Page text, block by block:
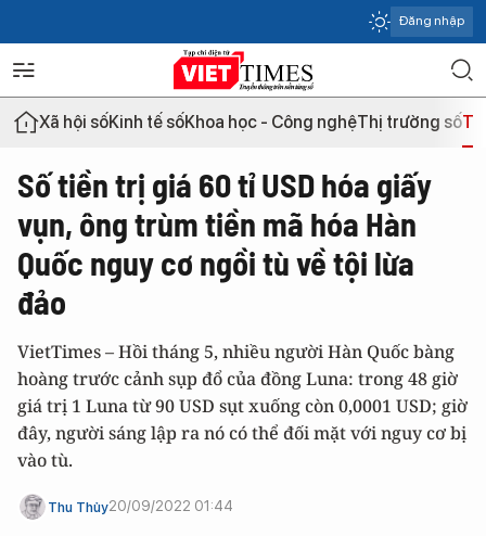
Đăng nhập
Xã hội sốKinh tế sốKhoa học - Công nghệThị trường số
Số tiền trị giá 60 tỉ USD hóa giấy
vụn, ông trùm tiền mã hóa Hàn
Quốc nguy cơ ngồi tù về tội lừa
đảo
VietTimes – Hồi tháng 5, nhiều người Hàn Quốc bàng
hoàng trước cảnh sụp đổ của đồng Luna: trong 48 giờ
giá trị 1 Luna từ 90 USD sụt xuống còn 0,0001 USD; giờ
đây, người sáng lập ra nó có thể đối mặt với nguy cơ bị
vào tù.
Thu Thủy20/09/2022 01:44